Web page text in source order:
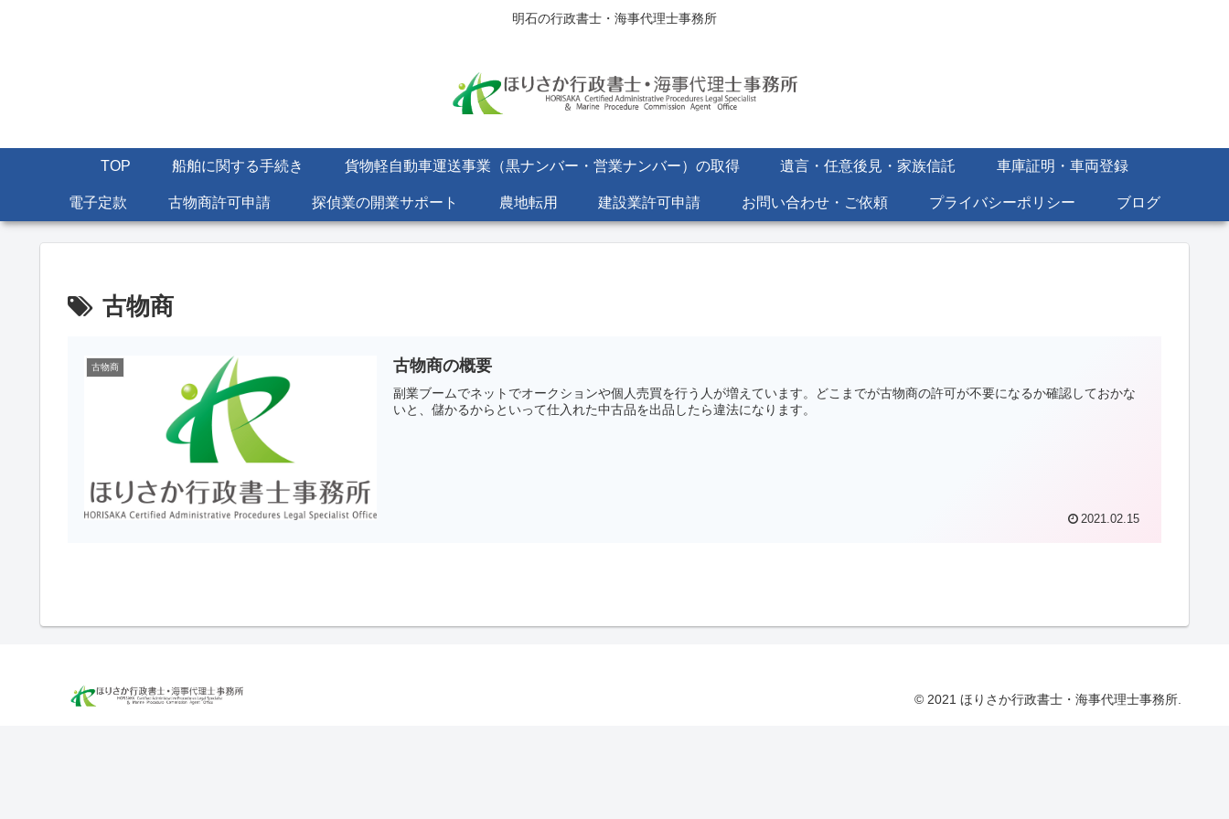
明石の行政書士・海事代理士事務所
TOP 船舶に関する手続き 貨物軽自動車運送事業（黒ナンバー・営業ナンバー）の取得 遺言・任意後見・家族信託 車庫証明・車両登録
電子定款 古物商許可申請 探偵業の開業サポート 農地転用 建設業許可申請 お問い合わせ・ご依頼 プライバシーポリシー ブログ
古物商
古物商 古物商の概要
副業ブームでネットでオークションや個人売買を行う人が増えています。どこまでが古物商の許可が不要になるか確認しておかな
いと、儲かるからといって仕入れた中古品を出品したら違法になります。
2021.02.15
© 2021 ほりさか行政書士・海事代理士事務所.